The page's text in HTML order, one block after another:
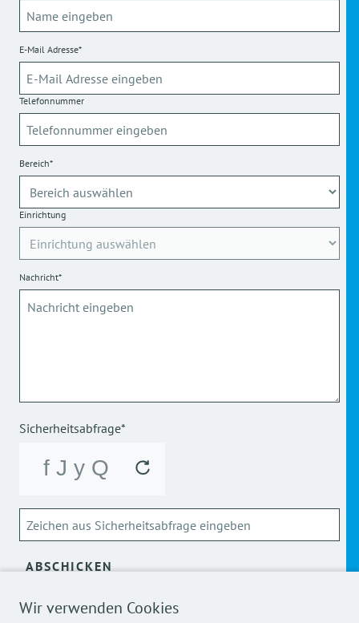
Wir verwenden Cookies
E-Mail Adresse*
Telefonnummer
Bereich*
Einrichtung
Nachricht*
Sicherheitsabfrage*
ABSCHICKEN
Über die Verarbeitung meiner personenbezogenen Daten